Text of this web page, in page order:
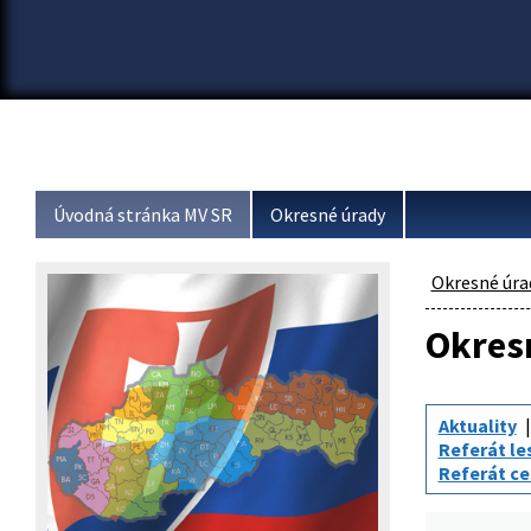
Úvodná stránka MV SR Okresné úrady
Okresné
Aktuality
Referát
Referát